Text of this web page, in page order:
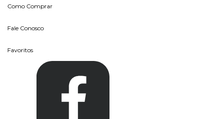
Como Comprar
Fale Conosco
Favoritos